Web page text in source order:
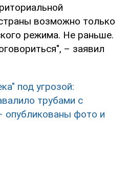
возможно только
режима. Не раньше.
– заявил
под угрозой:
трубами с
опубликованы фото и